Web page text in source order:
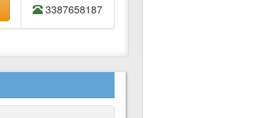
3387658187